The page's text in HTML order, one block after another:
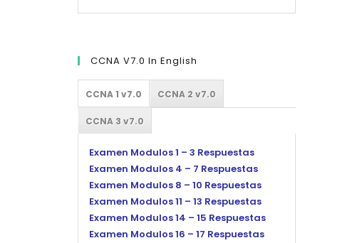
CCNA V7.0 In English
CCNA 1 v7.0 CCNA 2 v7.0
CCNA 3 v7.0
Examen Modulos 1 – 3 Respuestas
Examen Modulos 4 – 7 Respuestas
Examen Modulos 8 – 10 Respuestas
Examen Modulos 11 – 13 Respuestas
Examen Modulos 14 – 15 Respuestas
Examen Modulos 16 – 17 Respuestas